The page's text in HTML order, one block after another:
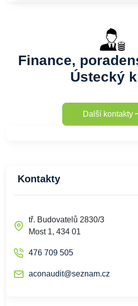
Finance,
Ústecký
Další kontakty
Kontakty
tř. Budovatelů 2830/3
Most 1, 434 01
476 709 505
aconaudit@seznam.cz